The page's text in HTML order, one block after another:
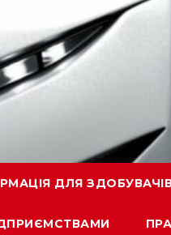
ДЛЯ